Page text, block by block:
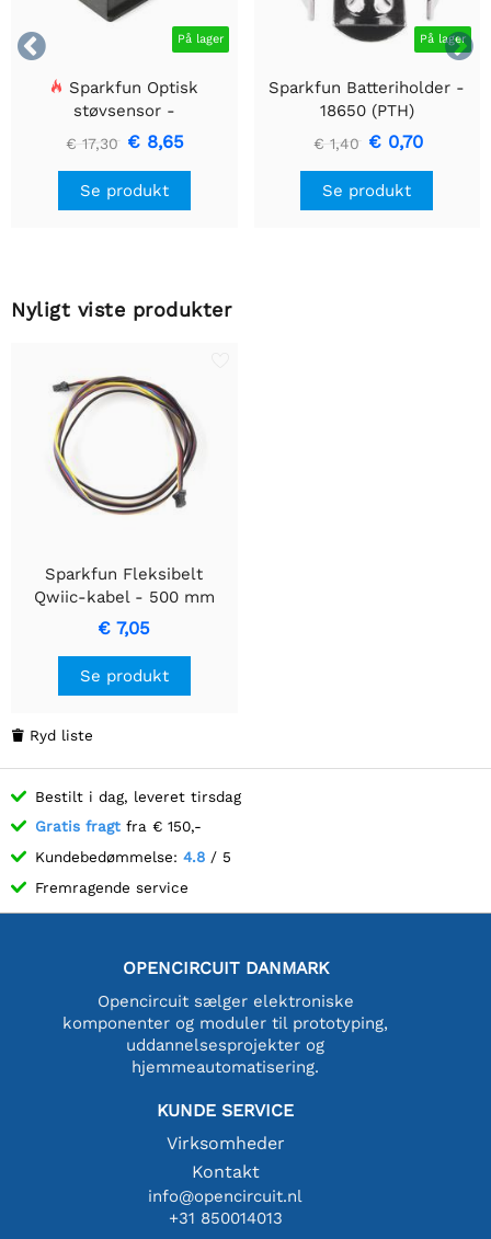

 På lager
Sparkfun Optisk
støvsensor -
GP2Y1010AU0F
€ 17,30 € 8,65
Se produkt
På lager
Sparkfun Batteriholder -
18650 (PTH)
€ 1,40 € 0,70
Se produkt
Nyligt viste produkter
Sparkfun Fleksibelt
Qwiic-kabel - 500 mm
€ 7,05
Se produkt
 Ryd liste
Bestilt i dag, leveret tirsdag
Gratis fragt fra € 150,-
Kundebedømmelse: 4.8 / 5
Fremragende service
OPENCIRCUIT DANMARK
Opencircuit sælger elektroniske
komponenter og moduler til prototyping,
uddannelsesprojekter og
hjemmeautomatisering.
KUNDE SERVICE
Virksomheder
Kontakt
info@opencircuit.nl
+31 850014013